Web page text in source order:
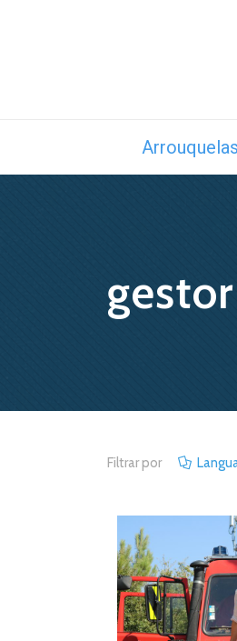
Arrouquelas
gestor
Filtrar por